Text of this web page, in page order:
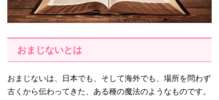
おまじないとは
おまじないは、日本でも、そして海外でも、場所を問わず
古くから伝わってきた、ある種の魔法のようなものです。